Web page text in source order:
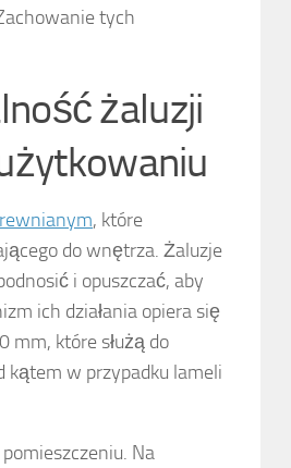
tych
żaluzji
, które
do wnętrza. Żaluzje
i opuszczać, aby
ich działania opiera się
mm, które służą do
kątem w przypadku lameli
Na